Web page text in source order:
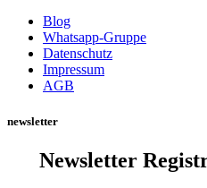
Blog
Whatsapp-Gruppe
Datenschutz
Impressum
AGB
newsletter
Newsletter